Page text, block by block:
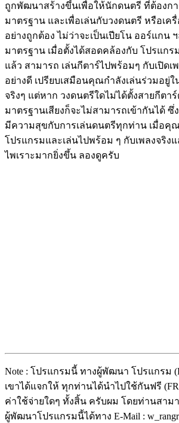
ถูกพัฒนาสร้างขึ้นเพื่อให้นักดนตรี ที่ต้องกา
มาตรฐาน และเพื่อเล่นกับวงดนตรี หรือเค
อย่างถูกต้อง ไม่ว่าจะเป็นเปียโน ออร์แกน
มาตรฐาน เมื่อตั้งได้สอดคล้องกับ โปรแกร
แล้ว สามารถ เล่นกีตาร์ไปพร้อมๆ กับเปิดเ
อย่างดี เปรียบเสมือนคุณกำลังเล่นร่วมอยู่
จริงๆ แต่หาก วงดนตรีใดไม่ได้ตั้งสายกีตาร์
มาตรฐานเสียงก็จะไม่สามารถเข้ากันได้ ซึ่
มีความสุขกับการเล่นดนตรีทุกท่าน เมื่อคุณ
โปรแกรมและเล่นไปพร้อม ๆ กับเพลงจริง
ไพเราะมากยิ่งขึ้น ลองดูครับ
Note : โปรแกรมนี้ ทางผู้พัฒนา โปรแกรม
เขาได้แจกให้ ทุกท่านได้นำไปใช้กันฟรี
ค่าใช้จ่ายใดๆ ทั้งสิ้น ครับผม โดยท่านสาม
ผู้พัฒนาโปรแกรมนี้ได้ทาง E-Mail :